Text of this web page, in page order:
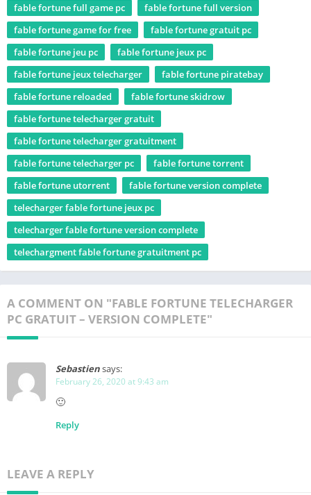
fable fortune full game pc
fable fortune full version
fable fortune game for free
fable fortune gratuit pc
fable fortune jeu pc
fable fortune jeux pc
fable fortune jeux telecharger
fable fortune piratebay
fable fortune reloaded
fable fortune skidrow
fable fortune telecharger gratuit
fable fortune telecharger gratuitment
fable fortune telecharger pc
fable fortune torrent
fable fortune utorrent
fable fortune version complete
telecharger fable fortune jeux pc
telecharger fable fortune version complete
telechargment fable fortune gratuitment pc
A COMMENT ON "FABLE FORTUNE TELECHARGER
PC GRATUIT – VERSION COMPLETE"
Sebastiensays:
February 26, 2020 at 9:43 am
🙂
Reply
LEAVE A REPLY